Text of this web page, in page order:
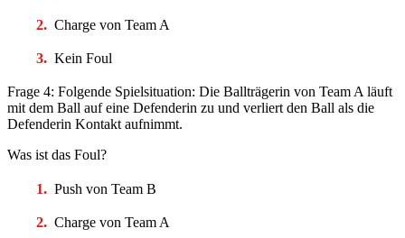
Charge von Team A
Kein Foul
Frage 4: Folgende Spielsituation: Die Ballträgerin von Team A läuft
mit dem Ball auf eine Defenderin zu und verliert den Ball als die
Defenderin Kontakt aufnimmt.
Was ist das Foul?
Push von Team B
Charge von Team A